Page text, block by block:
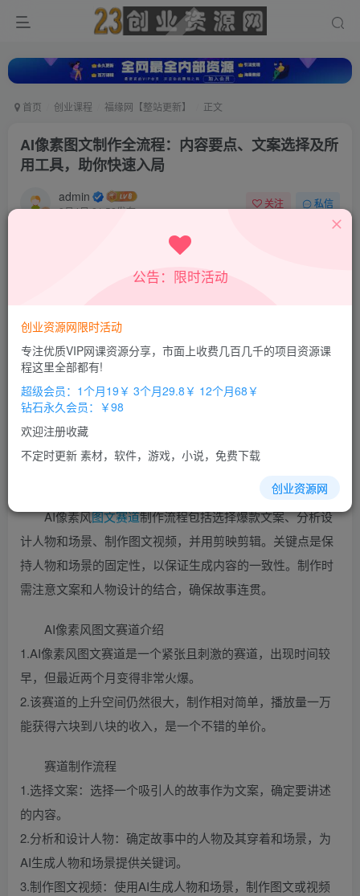
首页 创业课程 福缘网【整站更新】 正文
AI像素图文制作全流程：内容要点、文案选择及所
用工具，助你快速入局
admin
8月4日 21:52发布
关注 私信
超级会员
立即购买
您当前未登录！建议登陆后购买，办理会员包月更省钱，可保存购
AI像素风图文赛道制作流程包括选择爆款文案、分析设
计人物和场景、制作图文视频，并用剪映剪辑。关键点是保
持人物和场景的固定性，以保证生成内容的一致性。制作时
需注意文案和人物设计的结合，确保故事连贯。
AI像素风图文赛道介绍
1.AI像素风图文赛道是一个紧张且刺激的赛道，出现时间较
早，但最近两个月变得非常火爆。
2.该赛道的上升空间仍然很大，制作相对简单，播放量一万
能获得六块到八块的收入，是一个不错的单价。
赛道制作流程
1.选择文案：选择一个吸引人的故事作为文案，确定要讲述
的内容。
2.分析和设计人物：确定故事中的人物及其穿着和场景，为
AI生成人物和场景提供关键词。
3.制作图文视频：使用AI生成人物和场景，制作图文或视频
公告：限时活动
创业资源网限时活动
专注优质VIP网课资源分享，市面上收费几百几千的项目资源课
程这里全部都有!
超级会员：1个月19￥ 3个月29.8￥ 12个月68￥
钻石永久会员：￥98
欢迎注册收藏
不定时更新 素材，软件，游戏，小说，免费下载
创业资源网